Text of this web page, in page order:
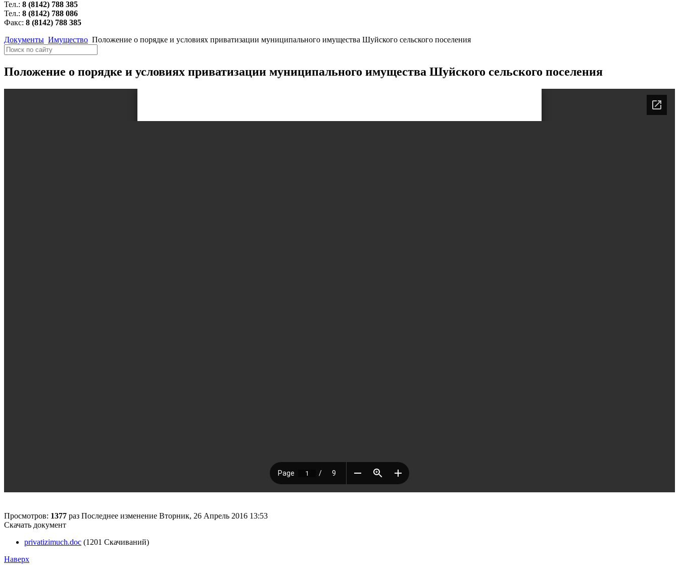
Тел.: 8 (8142) 788 385
Тел.: 8 (8142) 788 086
Факс: 8 (8142) 788 385
Документы Имущество Положение о порядке и условиях приватизации муниципального имущества Шуйского сельского поселения
Положение о порядке и условиях приватизации муниципального имущества Шуйского сельского поселения
Просмотров: 1377 раз Последнее изменение Вторник, 26 Апрель 2016 13:53
Скачать документ
privatizimuch.doc (1201 Скачиваний)
Наверх